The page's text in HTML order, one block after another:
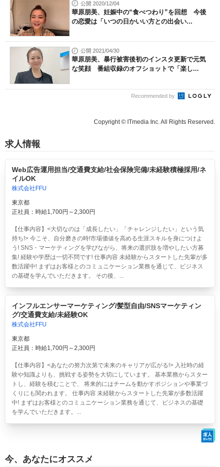
公開 2020/12/04
華原朋美、妊娠中の“食べつわり”を回想 今後
の恋愛は「いつの日かいい方との出会い...
公開 2021/04/30
華原朋美、暴行被害後初のインスタ更新で元気
な笑顔 番組収録のオフショットで「楽し...
Recommended by
Copyright © ITmedia Inc. All Rights Reserved.
求人情報
Web広告運用担当/交通費支給/社会保険完備/未経験積極採用/ネ
イルOK
株式会社FFU
東京都
正社員：時給1,700円～2,300円
【仕事内容】<大切なのは「成長したい」「チャレンジしたい」という気
持ち!> 今こそ、自分磨きの時!市場価値を高める生涯スキルを身につけよ
う! SNS・マーケティングを学びながら、将来の選択肢を増やしたい方募
集! 経験や学歴は一切不問です! 仕事内容 未経験からスタートした先輩が多
数活躍中! まずはお客様とのコミュニケーション業務を通じて、ビジネス
の基礎を学んでいただきます。 その後、...
インフルエンサーマーケティング/髪型自由/SNSマーケティン
グ/交通費支給/未経験OK
株式会社FFU
東京都
正社員：時給1,700円～2,300円
【仕事内容】<あなたの努力次第で未来のキャリアが広がる!> 入社時の経
験や知識よりも、挑戦する姿勢を大切にしています。 基本業務からスター
トし、経験を積むことで、 将来的にはチームを動かすポジションや事業づ
くりにも関われます。 仕事内容 未経験からスタートした先輩が多数活躍
中! まずはお客様とのコミュニケーション業務を通じて、ビジネスの基礎
を学んでいただきます。...
今、あなたにオススメ